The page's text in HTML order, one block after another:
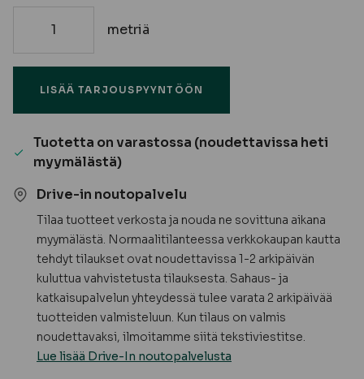
mänty,
valkoinen
määrä
metriä
LISÄÄ TARJOUSPYYNTÖÖN
Tuotetta on varastossa (noudettavissa heti
myymälästä)
Drive-in noutopalvelu
Tilaa tuotteet verkosta ja nouda ne sovittuna aikana
myymälästä. Normaalitilanteessa verkkokaupan kautta
tehdyt tilaukset ovat noudettavissa 1-2 arkipäivän
kuluttua vahvistetusta tilauksesta. Sahaus- ja
katkaisupalvelun yhteydessä tulee varata 2 arkipäivää
tuotteiden valmisteluun. Kun tilaus on valmis
noudettavaksi, ilmoitamme siitä tekstiviestitse.
Lue lisää Drive-In noutopalvelusta